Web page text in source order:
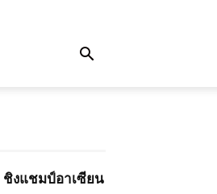
งแชมป์อาเซียน